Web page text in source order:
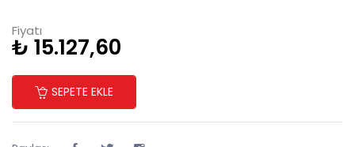
Fiyatı
₺ 15.127,60
SEPETE EKLE